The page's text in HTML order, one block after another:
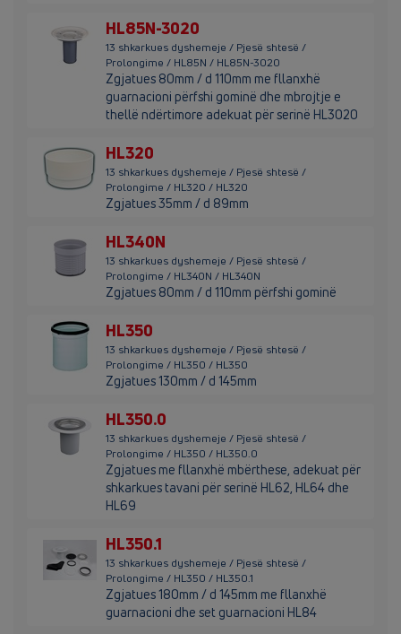
HL85N-3020
13 shkarkues dyshemeje / Pjesë shtesë /
Prolongime / HL85N / HL85N-3020
Zgjatues 80mm / d 110mm me fllanxhë
guarnacioni përfshi gominë dhe mbrojtje e
thellë ndërtimore adekuat për serinë HL3020
HL320
13 shkarkues dyshemeje / Pjesë shtesë /
Prolongime / HL320 / HL320
Zgjatues 35mm / d 89mm
HL340N
13 shkarkues dyshemeje / Pjesë shtesë /
Prolongime / HL340N / HL340N
Zgjatues 80mm / d 110mm përfshi gominë
HL350
13 shkarkues dyshemeje / Pjesë shtesë /
Prolongime / HL350 / HL350
Zgjatues 130mm / d 145mm
HL350.0
13 shkarkues dyshemeje / Pjesë shtesë /
Prolongime / HL350 / HL350.0
Zgjatues me fllanxhë mbërthese, adekuat për
shkarkues tavani për serinë HL62, HL64 dhe
HL69
HL350.1
13 shkarkues dyshemeje / Pjesë shtesë /
Prolongime / HL350 / HL350.1
Zgjatues 180mm / d 145mm me fllanxhë
guarnacioni dhe set guarnacioni HL84